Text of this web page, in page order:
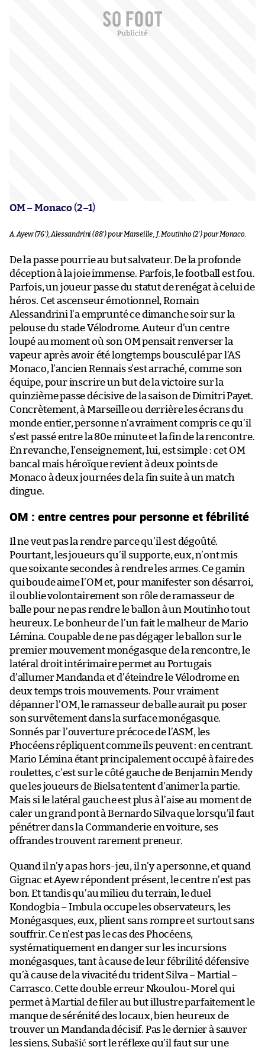
OM–Monaco(2–1)
A. Ayew (76′), Alessandrini (88′)pour Marseille, J. Moutinho (2′)pour Monaco.
De la passe pourrie au but salvateur. De la profonde
déception à la joie immense. Parfois, le football est fou.
Parfois, un joueur passe du statut de renégat à celui de
héros. Cet ascenseur émotionnel, Romain
Alessandrini l’a emprunté ce dimanche soir sur la
pelouse du stade Vélodrome. Auteur d’un centre
loupé au moment où son OM pensait renverser la
vapeur après avoir été longtemps bousculé par l’AS
Monaco, l’ancien Rennais s’est arraché, comme son
équipe, pour inscrire un but de la victoire sur la
quinzième passe décisive de la saison de Dimitri Payet.
Concrètement, à Marseille ou derrière les écrans du
monde entier, personne n’a vraiment compris ce qu’il
s’est passé entre la 80e minute et la fin de la rencontre.
En revanche, l’enseignement, lui, est simple : cet OM
bancal mais héroïque revient à deux points de
Monaco à deux journées de la fin suite à un match
dingue.
OM : entre centres pour personne et fébrilité
Il ne veut pas la rendre parce qu’il est dégoûté.
Pourtant, les joueurs qu’il supporte, eux, n’ont mis
que soixante secondes à rendre les armes. Ce gamin
qui boude aime l’OM et, pour manifester son désarroi,
il oublie volontairement son rôle de ramasseur de
balle pour ne pas rendre le ballon à un Moutinho tout
heureux. Le bonheur de l’un fait le malheur de Mario
Lémina. Coupable de ne pas dégager le ballon sur le
premier mouvement monégasque de la rencontre, le
latéral droit intérimaire permet au Portugais
d’allumer Mandanda et d’éteindre le Vélodrome en
deux temps trois mouvements. Pour vraiment
dépanner l’OM, le ramasseur de balle aurait pu poser
son survêtement dans la surface monégasque.
Sonnés par l’ouverture précoce de l’ASM, les
Phocéens répliquent comme ils peuvent : en centrant.
Mario Lémina étant principalement occupé à faire des
roulettes, c’est sur le côté gauche de Benjamin Mendy
que les joueurs de Bielsa tentent d’animer la partie.
Mais si le latéral gauche est plus à l’aise au moment de
caler un grand pont à Bernardo Silva que lorsqu’il faut
pénétrer dans la Commanderie en voiture, ses
offrandes trouvent rarement preneur.
Quand il n’y a pas hors-jeu, il n’y a personne, et quand
Gignac et Ayew répondent présent, le centre n’est pas
bon. Et tandis qu’au milieu du terrain, le duel
Kondogbia – Imbula occupe les observateurs, les
Monégasques, eux, plient sans rompre et surtout sans
souffrir. Ce n’est pas le cas des Phocéens,
systématiquement en danger sur les incursions
monégasques, tant à cause de leur fébrilité défensive
qu’à cause de la vivacité du trident Silva – Martial –
Carrasco. Cette double erreur Nkoulou-Morel qui
permet à Martial de filer au but illustre parfaitement le
manque de sérénité des locaux, bien heureux de
trouver un Mandanda décisif. Pas le dernier à sauver
les siens, Subašić sort le réflexe qu’il faut sur une